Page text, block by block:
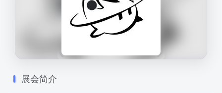
展会简介